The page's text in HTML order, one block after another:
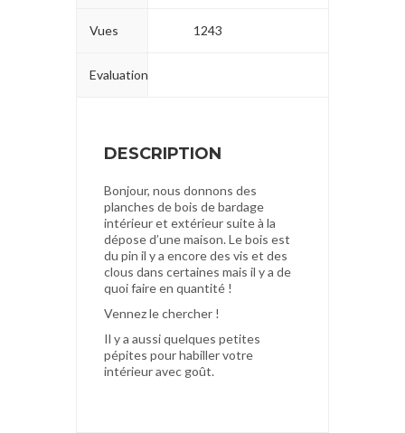
Vues 1243
Evaluation
DESCRIPTION
Bonjour, nous donnons des
planches de bois de bardage
intérieur et extérieur suite à la
dépose d’une maison. Le bois est
du pin il y a encore des vis et des
clous dans certaines mais il y a de
quoi faire en quantité !
Vennez le chercher !
Il y a aussi quelques petites
pépites pour habiller votre
intérieur avec goût.